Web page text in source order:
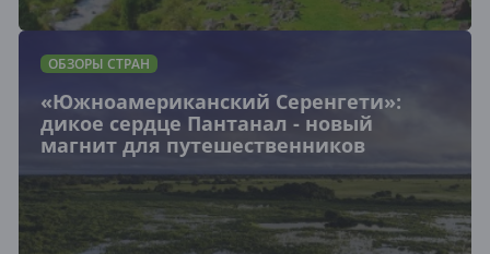
ОБЗОРЫ СТРАН
«Южноамериканский Серенгети»:
дикое сердце Пантанал - новый
магнит для путешественников